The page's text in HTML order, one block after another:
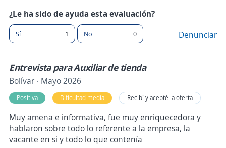
¿Le ha sido de ayuda esta evaluación?
Sí 1 No 0 Denunciar
Entrevista para Auxiliar de tienda
Bolívar · Mayo 2026
Positiva Dificultad media Recibí y acepté la oferta
Muy amena e informativa, fue muy enriquecedora y
hablaron sobre todo lo referente a la empresa, la
vacante en si y todo lo que contenía